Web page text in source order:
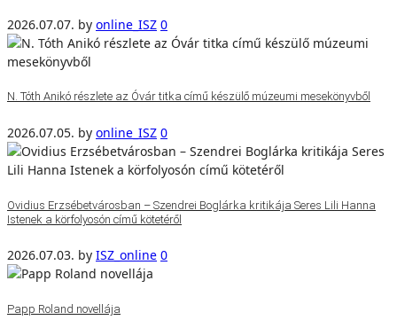
2026.07.07. by online_ISZ 0
N. Tóth Anikó részlete az Óvár titka című készülő múzeumi mesekönyvből
2026.07.05. by online_ISZ 0
Ovidius Erzsébetvárosban – Szendrei Boglárka kritikája Seres Lili Hanna
Istenek a körfolyosón című kötetéről
2026.07.03. by ISZ_online 0
Papp Roland novellája